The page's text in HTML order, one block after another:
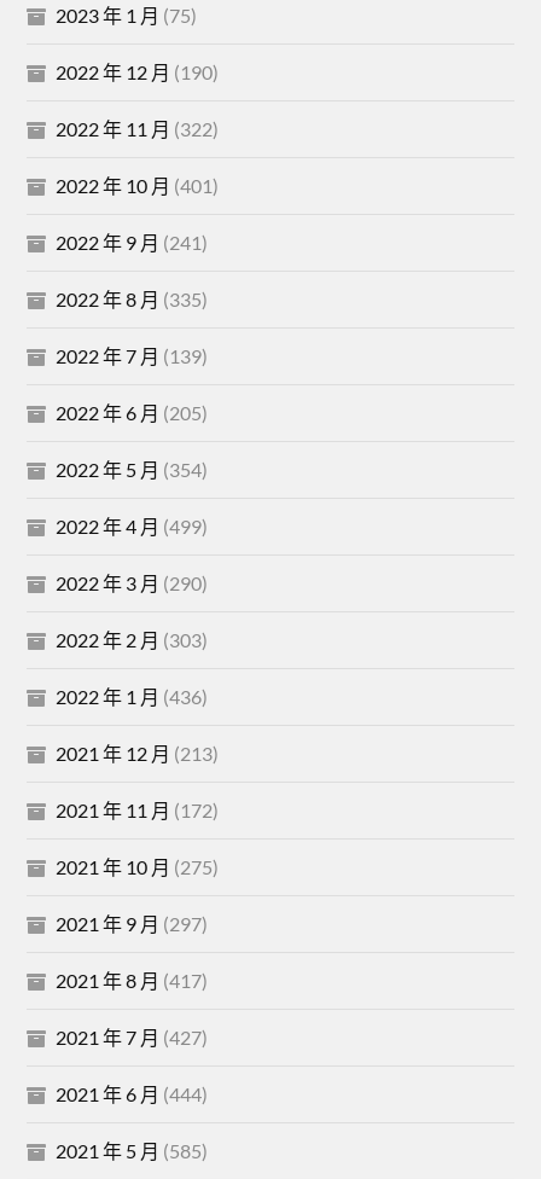
2023 年 1 月 (75)
2022 年 12 月 (190)
2022 年 11 月 (322)
2022 年 10 月 (401)
2022 年 9 月 (241)
2022 年 8 月 (335)
2022 年 7 月 (139)
2022 年 6 月 (205)
2022 年 5 月 (354)
2022 年 4 月 (499)
2022 年 3 月 (290)
2022 年 2 月 (303)
2022 年 1 月 (436)
2021 年 12 月 (213)
2021 年 11 月 (172)
2021 年 10 月 (275)
2021 年 9 月 (297)
2021 年 8 月 (417)
2021 年 7 月 (427)
2021 年 6 月 (444)
2021 年 5 月 (585)